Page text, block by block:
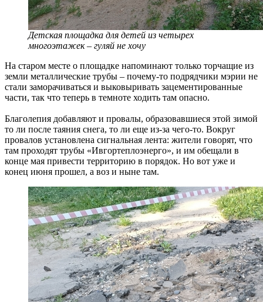
Детская площадка для детей из четырех
многоэтажек – гуляй не хочу
На старом месте о площадке напоминают только торчащие из
земли металлические трубы – почему-то подрядчики мэрии не
стали заморачиваться и выковыривать зацементированные
части, так что теперь в темноте ходить там опасно.
Благолепия добавляют и провалы, образовавшиеся этой зимой
то ли после таяния снега, то ли еще из-за чего-то. Вокруг
провалов установлена сигнальная лента: жители говорят, что
там проходят трубы «Ивгортеплоэнерго», и им обещали в
конце мая привести территорию в порядок. Но вот уже и
конец июня прошел, а воз и ныне там.